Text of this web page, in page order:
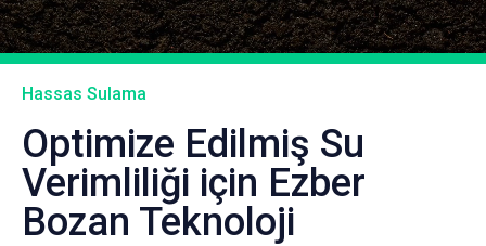
Hassas Sulama
Optimize Edilmiş Su
Verimliliği için Ezber
Bozan Teknoloji